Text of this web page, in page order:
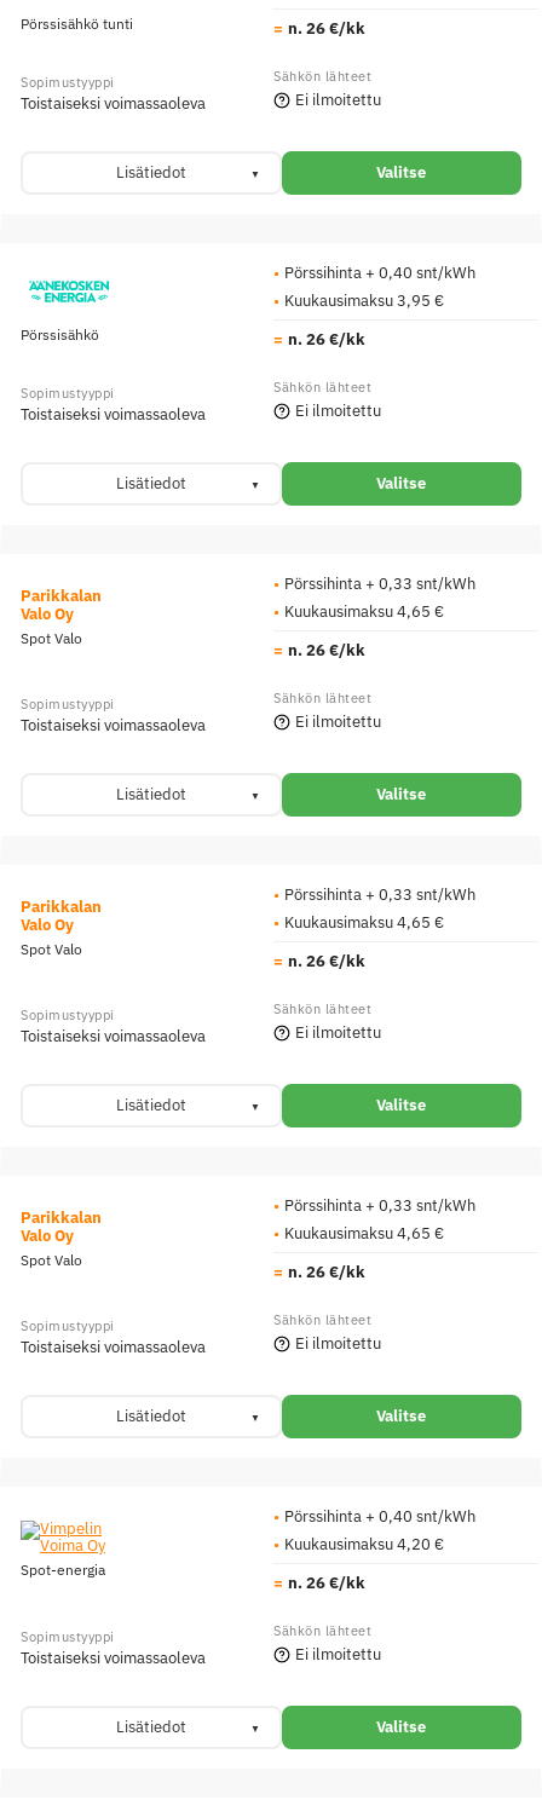
Pörssisähkö tunti
n. 26 €/kk
Toistaiseksi voimassaoleva Ei ilmoitettu
Lisätiedot Valitse
Pörssisähkö
Pörssihinta + 0,40 snt/kWh
Kuukausimaksu 3,95 €
n. 26 €/kk
Toistaiseksi voimassaoleva Ei ilmoitettu
Lisätiedot Valitse
Parikkalan
Valo Oy
Spot Valo
Pörssihinta + 0,33 snt/kWh
Kuukausimaksu 4,65 €
n. 26 €/kk
Toistaiseksi voimassaoleva Ei ilmoitettu
Lisätiedot Valitse
Parikkalan
Valo Oy
Spot Valo
Pörssihinta + 0,33 snt/kWh
Kuukausimaksu 4,65 €
n. 26 €/kk
Toistaiseksi voimassaoleva Ei ilmoitettu
Lisätiedot Valitse
Parikkalan
Valo Oy
Spot Valo
Pörssihinta + 0,33 snt/kWh
Kuukausimaksu 4,65 €
n. 26 €/kk
Toistaiseksi voimassaoleva Ei ilmoitettu
Lisätiedot Valitse
Spot-energia
Pörssihinta + 0,40 snt/kWh
Kuukausimaksu 4,20 €
n. 26 €/kk
Toistaiseksi voimassaoleva Ei ilmoitettu
Lisätiedot Valitse